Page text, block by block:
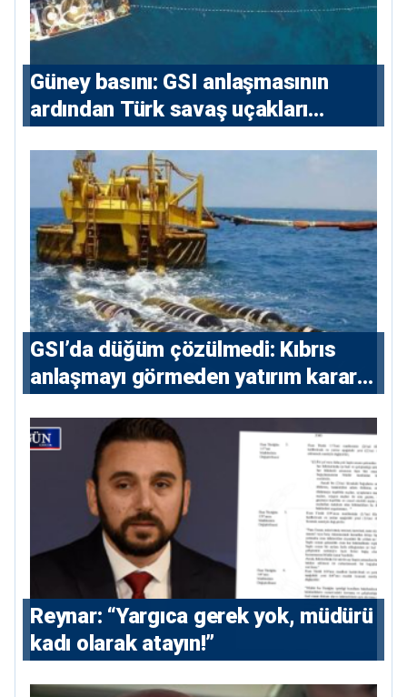
Güney basını: ⁠GSI anlaşmasının
ardından Türk savaş uçakları
GSI’da düğüm çözülmedi: Kıbrıs
anlaşmayı görmeden yatırım kararı
Reynar: “Yargıca gerek yok, müdürü
kadı olarak atayın!”